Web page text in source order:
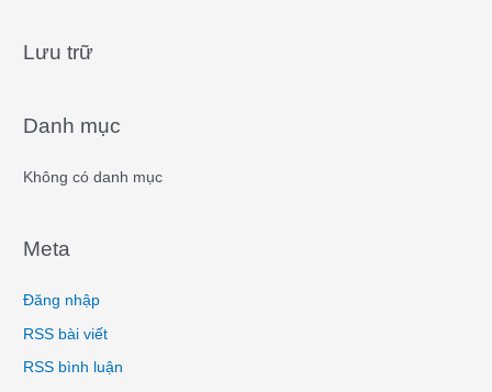
h
:
Lưu trữ
Danh mục
Không có danh mục
Meta
Đăng nhập
RSS bài viết
RSS bình luận